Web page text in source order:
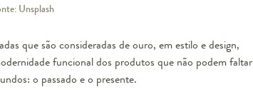
Unsplash
que são consideradas de ouro, em estilo e design,
funcional dos produtos que não podem faltar
o passado e o presente.